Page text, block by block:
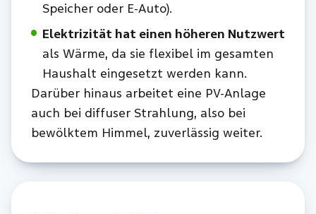
Speicher oder E-Auto).
Elektrizität hat einen höheren Nutzwert
als Wärme, da sie flexibel im gesamten
Haushalt eingesetzt werden kann.
Darüber hinaus arbeitet eine PV-Anlage
auch bei diffuser Strahlung, also bei
bewölktem Himmel, zuverlässig weiter.